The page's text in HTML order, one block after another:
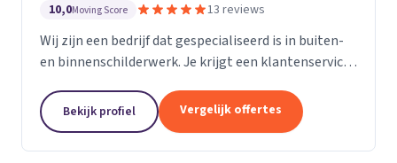
10,0Moving Score 13 reviews
Wij zijn een bedrijf dat gespecialiseerd is in buiten-
en binnenschilderwerk. Je krijgt een klantenservice
zijn van topmerken om de hoogst...
Bekijk profiel Vergelijk offertes